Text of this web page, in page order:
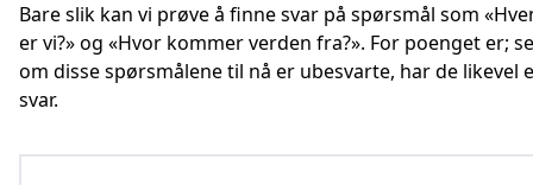
Bare slik kan vi prøve å finne svar på spørsmål som
er vi?» og «Hvor kommer verden fra?». For poenget er;
om disse spørsmålene til nå er ubesvarte, har de likevel
svar.